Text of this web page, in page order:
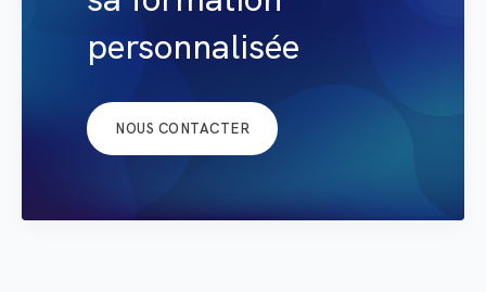
personnalisée
NOUS CONTACTER